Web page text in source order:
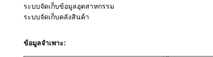
ระบบจัดเก็บข้อมูลอุตสาหกรรม
ระบบจัดเก็บคลังสินค้า
ข้อมูลจำเพาะ: